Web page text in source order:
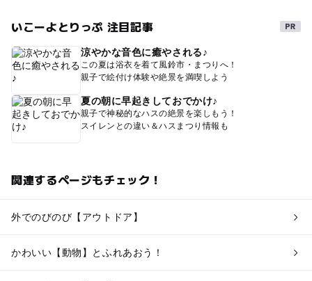
いこーよとりっぷ 注目記事
涼やかな音色に癒やされる♪
この夏は浴衣を着て風鈴市・まつりへ！
親子で絵付け体験や絶景を満喫しよう
夏の朝に早起きしておでかけ♪
親子で神秘的なハスの絶景を楽しもう！
スイレンとの違い＆ハスまつり情報も
関連するページもチェック！
外でのびのび【アウトドア】
かわいい【動物】とふれあおう！